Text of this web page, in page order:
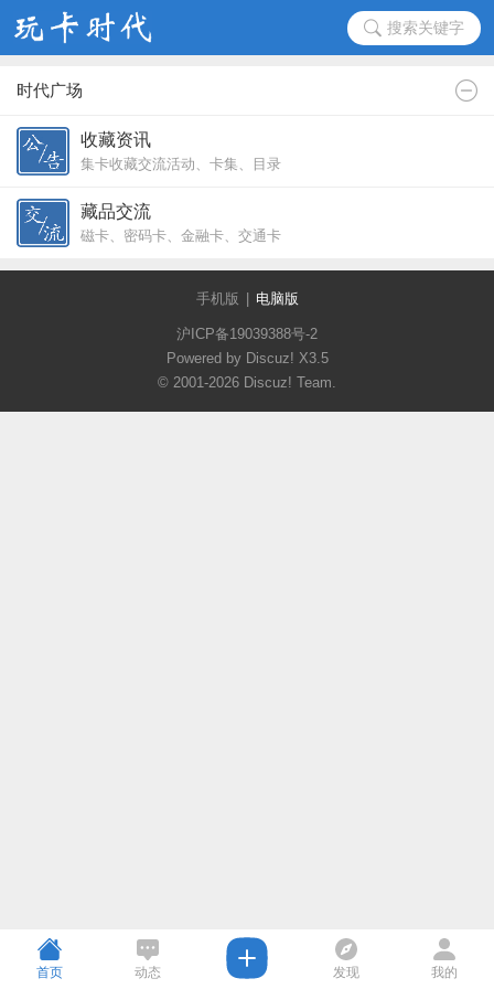
搜索关键字
时代广场
收藏资讯
集卡收藏交流活动、卡集、目录
藏品交流
磁卡、密码卡、金融卡、交通卡
手机版 电脑版
沪ICP备19039388号-2
Powered by Discuz! X3.5
© 2001-2026 Discuz! Team.
首页 动态 发现 我的